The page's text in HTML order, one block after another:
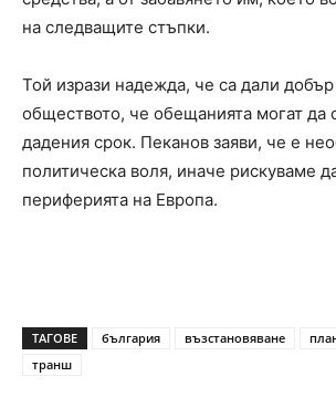
на следващите стъпки.
Той изрази надежда, че са дали
обществото, че обещанията могат да
дадения срок. Пеканов заяви, че е
политическа воля, иначе рискуваме
периферията на Европа.
ТАГОВЕ българия възстановяване
транш